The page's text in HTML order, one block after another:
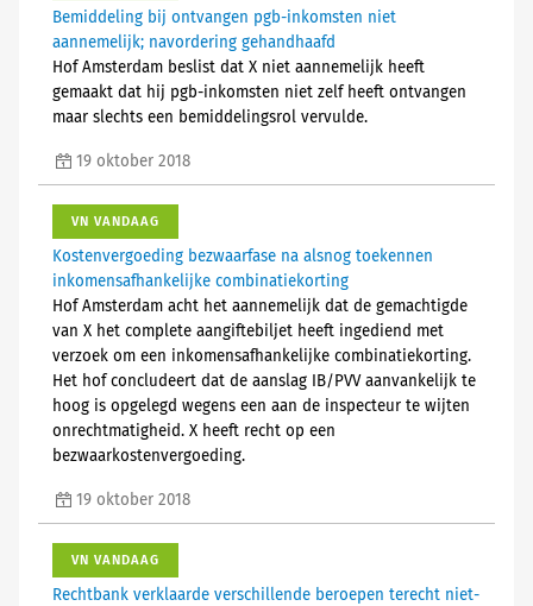
Bemiddeling bij ontvangen pgb-inkomsten niet
aannemelijk; navordering gehandhaafd
Hof Amsterdam beslist dat X niet aannemelijk heeft
gemaakt dat hij pgb-inkomsten niet zelf heeft ontvangen
maar slechts een bemiddelingsrol vervulde.
19 oktober 2018
VN VANDAAG
Kostenvergoeding bezwaarfase na alsnog toekennen
inkomensafhankelijke combinatiekorting
Hof Amsterdam acht het aannemelijk dat de gemachtigde
van X het complete aangiftebiljet heeft ingediend met
verzoek om een inkomensafhankelijke combinatiekorting.
Het hof concludeert dat de aanslag IB/PVV aanvankelijk te
hoog is opgelegd wegens een aan de inspecteur te wijten
onrechtmatigheid. X heeft recht op een
bezwaarkostenvergoeding.
19 oktober 2018
VN VANDAAG
Rechtbank verklaarde verschillende beroepen terecht niet-